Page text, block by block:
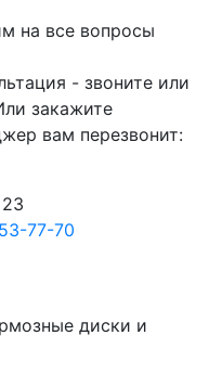
на все вопросы
- звоните или
закажите
вам перезвонит:
77-70
диски и